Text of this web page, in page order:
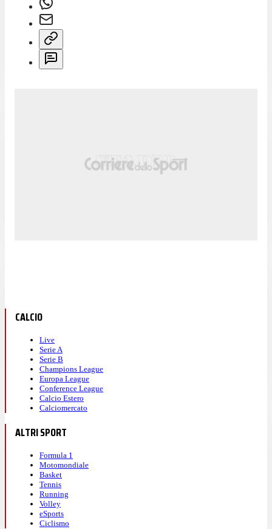
CALCIO
Live
Serie A
Serie B
Champions League
Europa League
Conference League
Calcio Estero
Calciomercato
ALTRI SPORT
Formula 1
Motomondiale
Basket
Tennis
Running
Volley
eSports
Ciclismo